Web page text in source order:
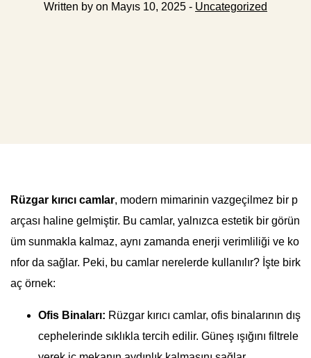
Written by on Mayıs 10, 2025 - Uncategorized
Rüzgar kırıcı camlar, modern mimarinin vazgeçilmez bir p
arçası haline gelmiştir. Bu camlar, yalnızca estetik bir görün
üm sunmakla kalmaz, aynı zamanda enerji verimliliği ve ko
nfor da sağlar. Peki, bu camlar nerelerde kullanılır? İşte birk
aç örnek:
Ofis Binaları: Rüzgar kırıcı camlar, ofis binalarının dış
cephelerinde sıklıkla tercih edilir. Güneş ışığını filtrele